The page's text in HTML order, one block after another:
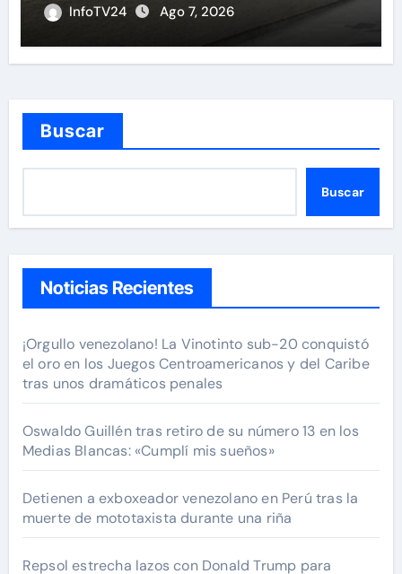
InfoTV24 Ago 7, 2026
Buscar
Buscar
Noticias Recientes
¡Orgullo venezolano! La Vinotinto sub-20 conquistó
el oro en los Juegos Centroamericanos y del Caribe
tras unos dramáticos penales
Oswaldo Guillén tras retiro de su número 13 en los
Medias Blancas: «Cumplí mis sueños»
Detienen a exboxeador venezolano en Perú tras la
muerte de mototaxista durante una riña
Repsol estrecha lazos con Donald Trump para